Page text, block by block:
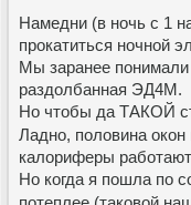
Намедни (в ночь с 1
прокатиться ночной
Мы заранее понимали
раздолбанная ЭД4М.
Но чтобы да ТАКОЙ
Ладно, половина
калориферы
Но когда я пошла по